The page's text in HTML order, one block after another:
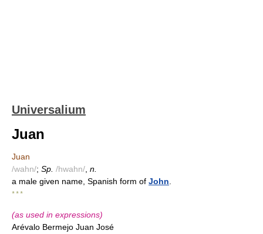
Universalium
Juan
Juan
/wahn/; Sp. /hwahn/ n.
a male given name, Spanish form of John
* * *
(as used in expressions)
Arévalo Bermejo Juan José